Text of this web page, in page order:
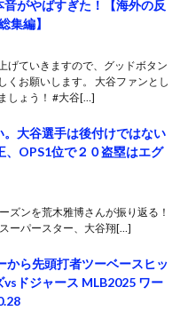
がやばすぎた！【海外の反
集編】
げていきますので、グッドボタン
くお願いします。 大谷ファンとし
しょう！ #大谷[…]
大谷選手は後付けではない
、OPS1位で２０盗塁はエグ
ズンを荒木雅博さんが振り返る！
ーパースター、大谷翔[…]
から先頭打者ツーベースヒッ
vsドジャース MLB2025 ワー